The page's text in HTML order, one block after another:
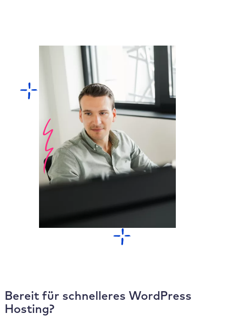
Bereit für schnelleres WordPress
Hosting?